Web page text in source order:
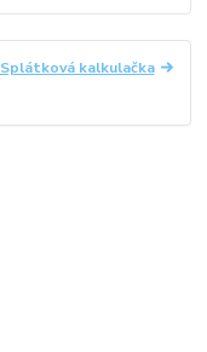
Splátková kalkulačka